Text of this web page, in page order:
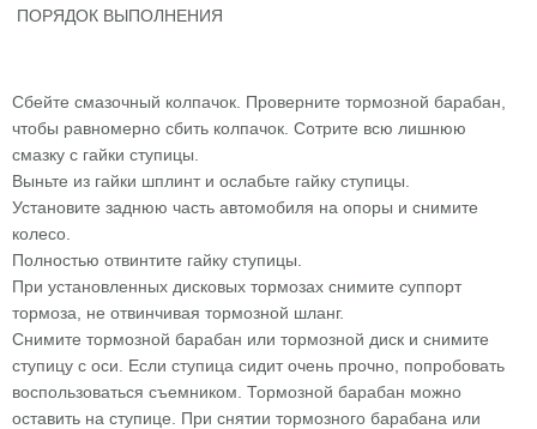
ПОРЯДОК ВЫПОЛНЕНИЯ
Сбейте смазочный колпачок. Проверните тормозной барабан,
чтобы равномерно сбить колпачок. Сотрите всю лишнюю
смазку с гайки ступицы.
Выньте из гайки шплинт и ослабьте гайку ступицы.
Установите заднюю часть автомобиля на опоры и снимите
колесо.
Полностью отвинтите гайку ступицы.
При установленных дисковых тормозах снимите суппорт
тормоза, не отвинчивая тормозной шланг.
Снимите тормозной барабан или тормозной диск и снимите
ступицу с оси. Если ступица сидит очень прочно, попробовать
воспользоваться съемником. Тормозной барабан можно
оставить на ступице. При снятии тормозного барабана или